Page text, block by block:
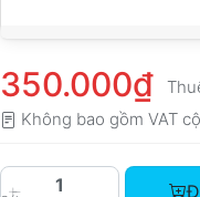
350.000₫
Không bao gồm VAT
Mực máy